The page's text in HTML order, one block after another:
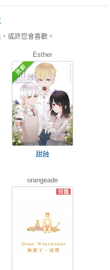
或許您會喜歡。
Esther
甜蝕
orangeade